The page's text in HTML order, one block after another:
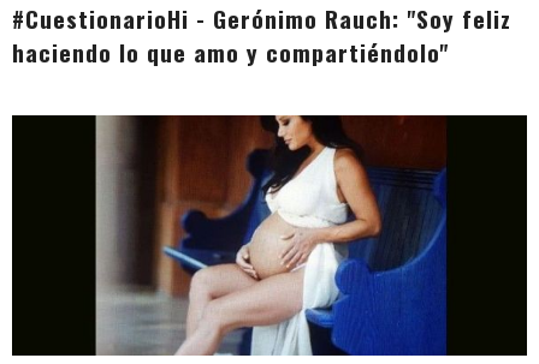
#CuestionarioHi - Gerónimo Rauch: "Soy feliz
haciendo lo que amo y compartiéndolo"